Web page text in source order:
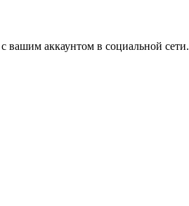
вашим аккаунтом в социальной сети.